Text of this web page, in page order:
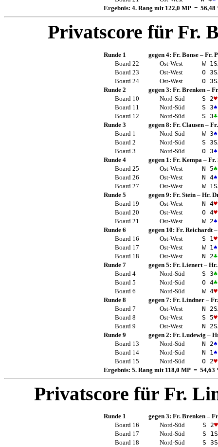
Ergebnis: 4. Rang mit 122,0 MP = 56,48
Privatscore für Fr.
Runde 1 gegen 4: Fr. Bonse – Fr.
Board 22
Ost-West W 1
Board 23
Ost-West O 3
Board 24
Ost-West O 3
Runde 2
gegen 3: Fr. Brenken –
Board 10
Nord-Süd S 2♥
Board 11
Nord-Süd S 3♠
Board 12
Nord-Süd S 3♣
Runde 3
gegen 8: Fr. Clausen –
Board 1
Nord-Süd W 3♠
Board 2
Nord-Süd S 3
Board 3
Nord-Süd O 3♠
Runde 4
gegen 1: Fr. Kempa – Fr.
Board 25
Ost-West N 5♣
Board 26
Ost-West N 4♠
Board 27
Ost-West W 1
Runde 5
gegen 9: Fr. Stein – Hr.
Board 19
Ost-West N 4♥
Board 20
Ost-West O 4♥
Board 21
Ost-West W 2♠
Runde 6
gegen 10: Fr. Reichardt
Board 16
Ost-West S 1 ♥
Board 17
Ost-West W 1 ♠
Board 18
Ost-West N 2♣
Runde 7
gegen 5: Fr. Lienert –
Board 4
Nord-Süd S 3♣
Board 5
Nord-Süd O 4♣
Board 6
Nord-Süd W 4♥
Runde 8
gegen 7: Fr. Lindner –
Board 7
Ost-West N 2
Board 8
Ost-West S 5♥
Board 9
Ost-West N 2
Runde 9
gegen 2: Fr. Ludewig –
Board 13
Nord-Süd N 2♠
Board 14
Nord-Süd N 1 ♠
Board 15
Nord-Süd O 2♥
Ergebnis: 5. Rang mit 118,0 MP = 54,63
Privatscore für Fr.
Runde 1 gegen 3: Fr. Brenken –
Board 16
Nord-Süd S 2♥
Board 17
Nord-Süd S 1
Board 18
Nord-Süd S 3